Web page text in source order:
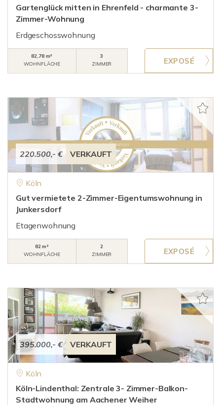
Gartenglück mitten in Ehrenfeld - charmante 3-
Zimmer-Wohnung
Erdgeschosswohnung
82,78 m²
WOHNFLÄCHE
3
ZIMMER
220.500,- € VERKAUFT
Köln
Gut vermietete 2-Zimmer-Eigentumswohnung in
Junkersdorf
Etagenwohnung
82 m²
WOHNFLÄCHE
2
ZIMMER
395.000,- € VERKAUFT
Köln
Köln-Lindenthal: Zentrale 3- Zimmer-Balkon-
Stadtwohnung am Aachener Weiher